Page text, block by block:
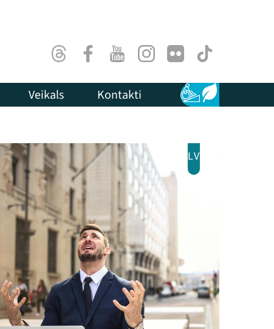
ThreadsFacebookYoutubeInstagram
Flick TikTok
Veikals Kontakti Pieejamība
Ilgtspēja
LV